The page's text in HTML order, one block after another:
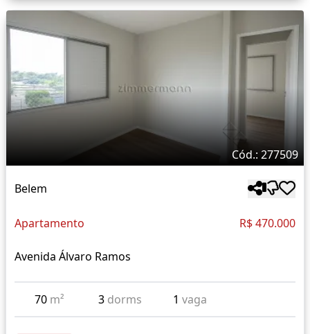
Cód.: 277509
Belem
Apartamento R$ 470.000
Avenida Álvaro Ramos
70 m² 3 dorms 1vaga